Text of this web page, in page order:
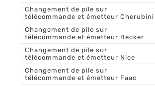
Changement de pile sur
télécommande et émetteur Cherubini
Changement de pile sur
télécommande et émetteur Becker
Changement de pile sur
télécommande et émetteur Nice
Changement de pile sur
télécommande et émetteur Faac